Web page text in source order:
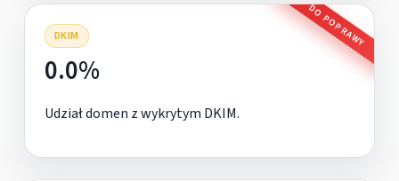
DKIM DO POPRAWY
0.0%
Udział domen z wykrytym DKIM.